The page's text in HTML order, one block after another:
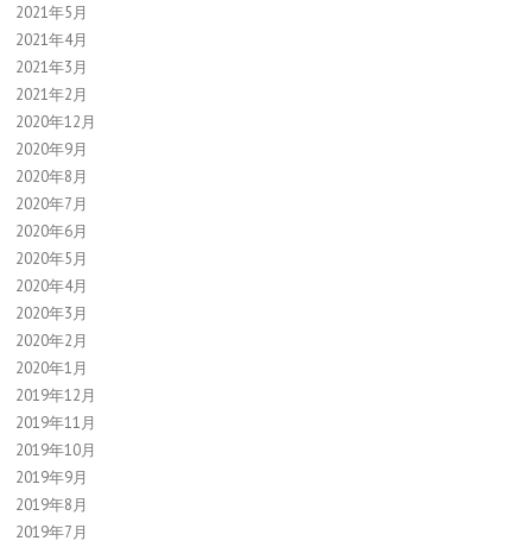
2021年5月
2021年4月
2021年3月
2021年2月
2020年12月
2020年9月
2020年8月
2020年7月
2020年6月
2020年5月
2020年4月
2020年3月
2020年2月
2020年1月
2019年12月
2019年11月
2019年10月
2019年9月
2019年8月
2019年7月